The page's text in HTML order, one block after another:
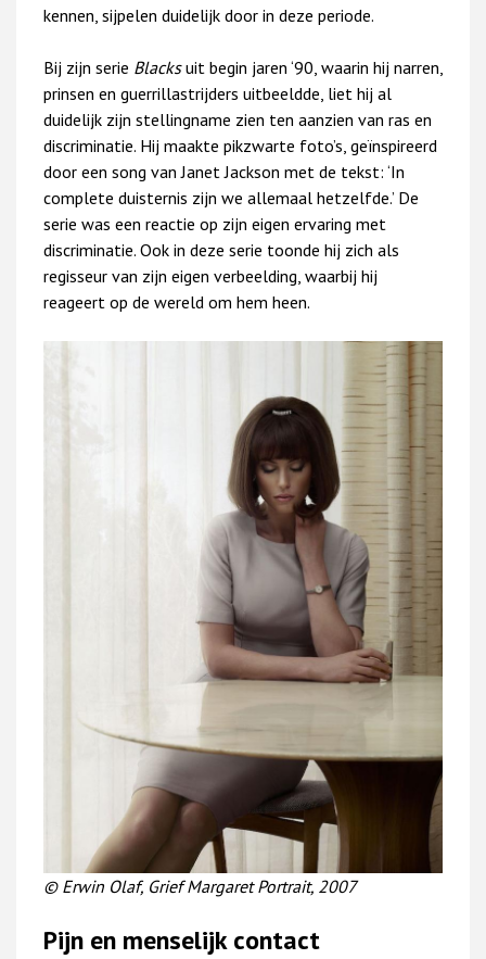
kennen, sijpelen duidelijk door in deze periode.
Bij zijn serie Blacksuit begin jaren ‘90, waarin hij narren,
prinsen en guerrillastrijders uitbeeldde, liet hij al
duidelijk zijn stellingname zien ten aanzien van ras en
discriminatie. Hij maakte pikzwarte foto’s, geïnspireerd
door een song van Janet Jackson met de tekst: ‘In
complete duisternis zijn we allemaal hetzelfde.’ De
serie was een reactie op zijn eigen ervaring met
discriminatie. Ook in deze serie toonde hij zich als
regisseur van zijn eigen verbeelding, waarbij hij
reageert op de wereld om hem heen.
© Erwin Olaf, Grief Margaret Portrait, 2007
Pijn en menselijk contact